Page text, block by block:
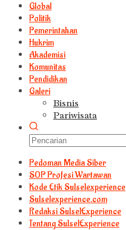
Global
Politik
Pemerintahan
Hukrim
Akademisi
Komunitas
Pendidikan
Galeri
Bisnis
Pariwisata
Pedoman Media Siber
S0P Profesi Wartawan
Kode Etik Sulselexperience
Sulselexperience.com
Redaksi SulselExperience
Tentang SulselExperience